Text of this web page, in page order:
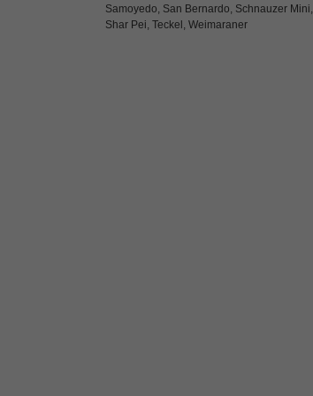
Samoyedo, San Bernardo, Schnauzer Mini,
Shar Pei, Teckel, Weimaraner